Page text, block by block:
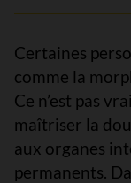
Certaines
comme la
Ce n’est pas
maîtriser la
aux organes
permanents.